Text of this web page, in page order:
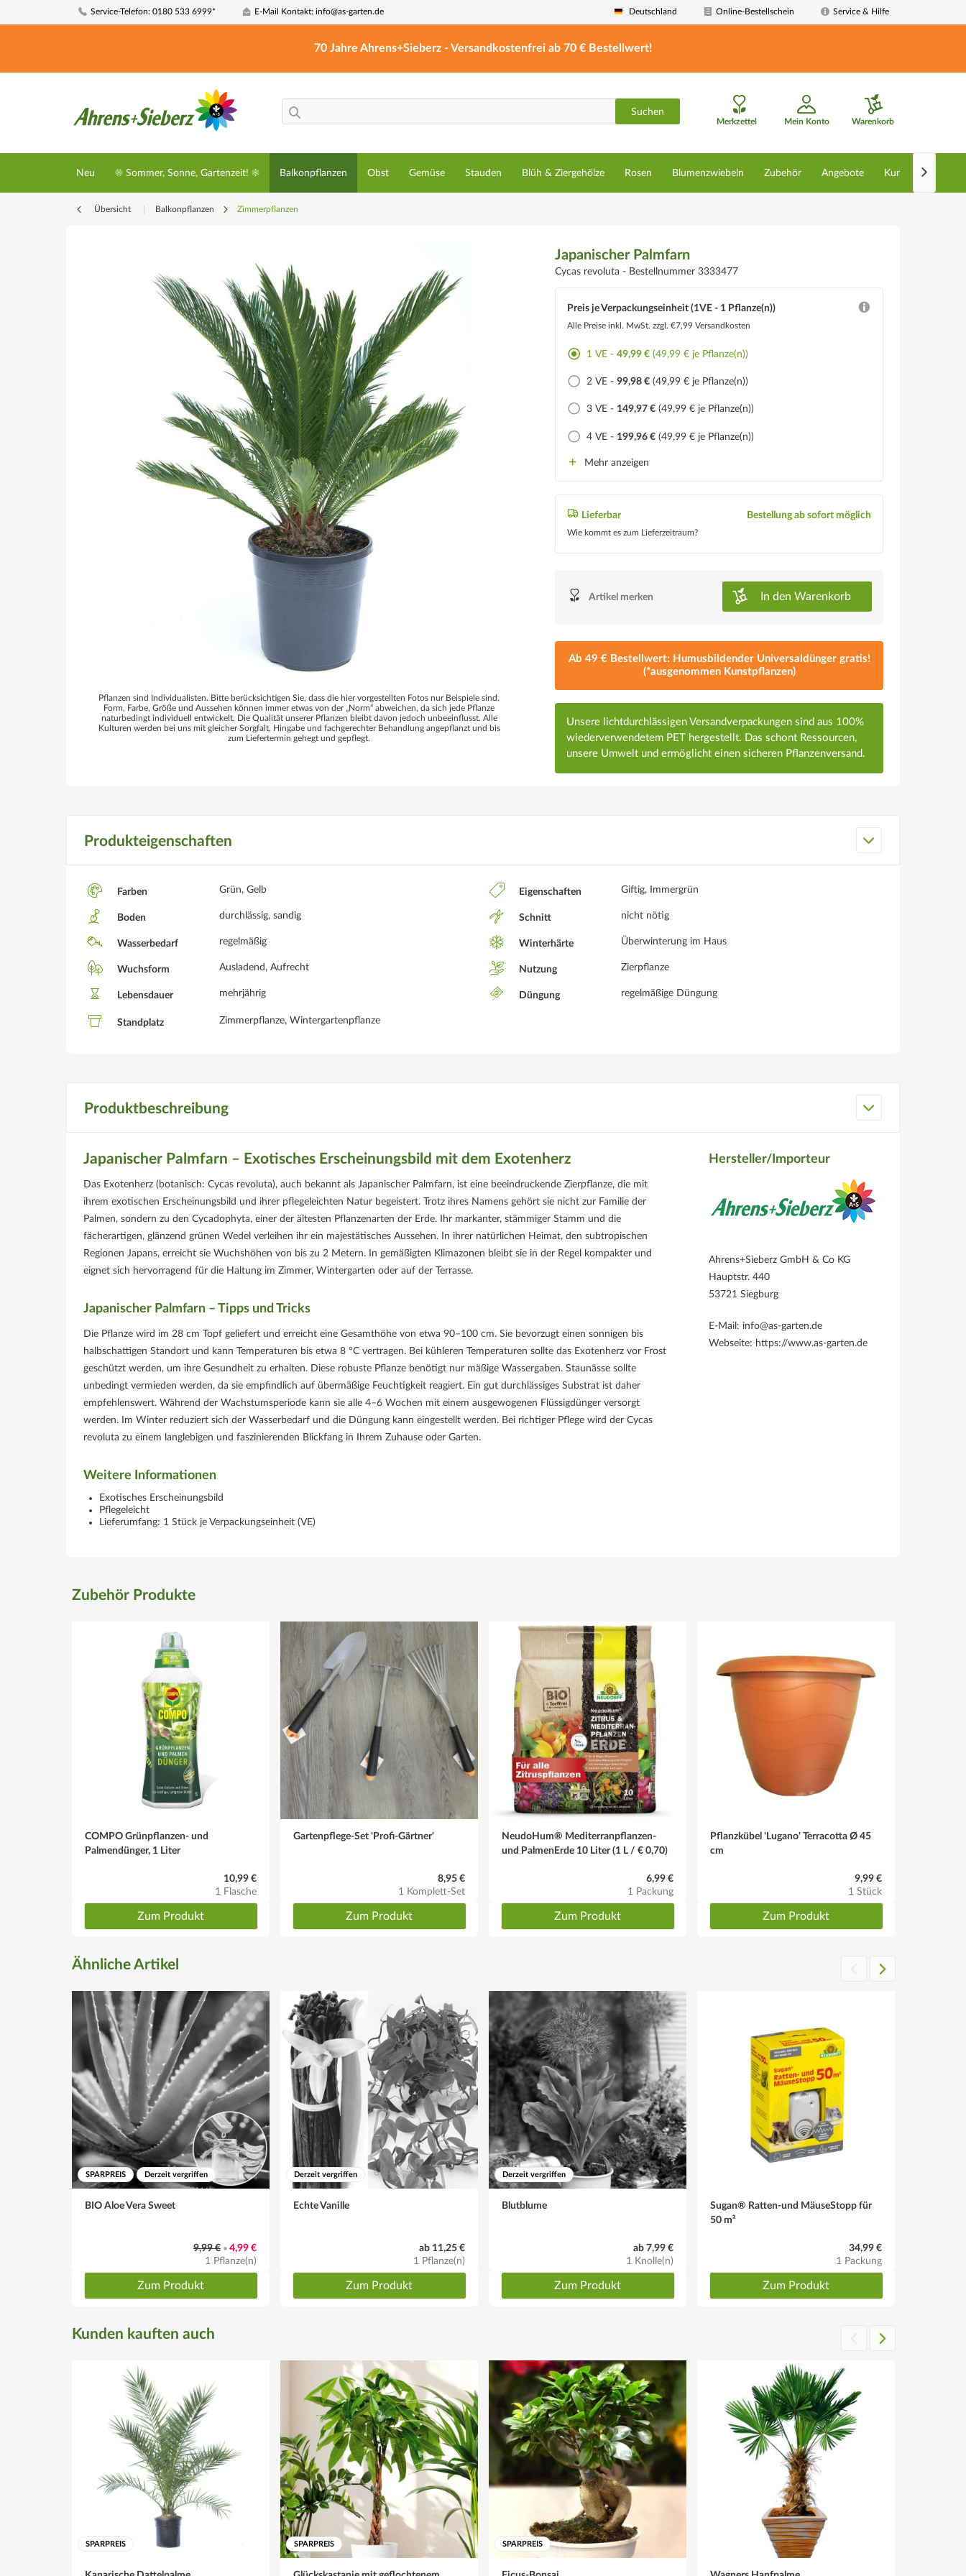
Service-Telefon: 0180 533 6999* E-Mail Kontakt: info@as-garten.de Deutschland Online-Bestellschein Service & Hilfe
70 Jahre Ahrens+Sieberz - Versandkostenfrei ab 70 € Bestellwert!
Suchen
Merkzettel Mein Konto Warenkorb
Neu ☀️ Sommer, Sonne, Gartenzeit! ☀️ Balkonpflanzen Obst Gemüse Stauden Blüh & Ziergehölze Rosen Blumenzwiebeln Zubehör Angebote Kunstpflanzen

Übersicht Balkonpflanzen Zimmerpflanzen
Pflanzen sind Individualisten. Bitte berücksichtigen Sie, dass die hier vorgestellten Fotos nur Beispiele sind.
Form, Farbe, Größe und Aussehen können immer etwas von der „Norm“ abweichen, da sich jede Pflanze
naturbedingt individuell entwickelt. Die Qualität unserer Pflanzen bleibt davon jedoch unbeeinflusst. Alle
Kulturen werden bei uns mit gleicher Sorgfalt, Hingabe und fachgerechter Behandlung angepflanzt und bis
zum Liefertermin gehegt und gepflegt.
Japanischer Palmfarn
Cycas revoluta - Bestellnummer 3333477
Preis je Verpackungseinheit (1VE - 1 Pflanze(n))
Alle Preise inkl. MwSt.zzgl. €7,99 Versandkosten
1 VE -49,99 € (49,99 € je Pflanze(n))
2 VE -99,98 € (49,99 € je Pflanze(n))
3 VE - 149,97 € (49,99 € je Pflanze(n))
4 VE - 199,96 € (49,99 € je Pflanze(n))
Mehr anzeigen
Lieferbar
Wie kommt es zum Lieferzeitraum?
Bestellung ab sofort möglich
Artikel merken In den Warenkorb
Ab 49 € Bestellwert: Humusbildender Universaldünger gratis!
(*ausgenommen Kunstpflanzen)
Unsere lichtdurchlässigen Versandverpackungen sind aus 100%
wiederverwendetem PET hergestellt. Das schont Ressourcen,
unsere Umwelt und ermöglicht einen sicheren Pflanzenversand.
Produkteigenschaften
Farben Grün, Gelb Eigenschaften Giftig, Immergrün
Boden durchlässig, sandig Schnitt nicht nötig
Wasserbedarf regelmäßig Winterhärte Überwinterung im Haus
Wuchsform Ausladend, Aufrecht Nutzung Zierpflanze
Lebensdauer mehrjährig Düngung regelmäßige Düngung
Standplatz Zimmerpflanze, Wintergartenpflanze
Produktbeschreibung
Japanischer Palmfarn – Exotisches Erscheinungsbild mit dem Exotenherz
Das Exotenherz (botanisch: Cycas revoluta), auch bekannt als Japanischer Palmfarn, ist eine beeindruckende Zierpflanze, die mit
ihrem exotischen Erscheinungsbild und ihrer pflegeleichten Natur begeistert. Trotz ihres Namens gehört sie nicht zur Familie der
Palmen, sondern zu den Cycadophyta, einer der ältesten Pflanzenarten der Erde. Ihr markanter, stämmiger Stamm und die
fächerartigen, glänzend grünen Wedel verleihen ihr ein majestätisches Aussehen. In ihrer natürlichen Heimat, den subtropischen
Regionen Japans, erreicht sie Wuchshöhen von bis zu 2 Metern. In gemäßigten Klimazonen bleibt sie in der Regel kompakter und
eignet sich hervorragend für die Haltung im Zimmer, Wintergarten oder auf der Terrasse.
Japanischer Palmfarn – Tipps und Tricks
Die Pflanze wird im 28 cm Topf geliefert und erreicht eine Gesamthöhe von etwa 90–100 cm. Sie bevorzugt einen sonnigen bis
halbschattigen Standort und kann Temperaturen bis etwa 8 °C vertragen. Bei kühleren Temperaturen sollte das Exotenherz vor Frost
geschützt werden, um ihre Gesundheit zu erhalten. Diese robuste Pflanze benötigt nur mäßige Wassergaben. Staunässe sollte
unbedingt vermieden werden, da sie empfindlich auf übermäßige Feuchtigkeit reagiert. Ein gut durchlässiges Substrat ist daher
empfehlenswert. Während der Wachstumsperiode kann sie alle 4–6 Wochen mit einem ausgewogenen Flüssigdünger versorgt
werden. Im Winter reduziert sich der Wasserbedarf und die Düngung kann eingestellt werden. Bei richtiger Pflege wird der Cycas
revoluta zu einem langlebigen und faszinierenden Blickfang in Ihrem Zuhause oder Garten.
Weitere Informationen
Exotisches Erscheinungsbild
Pflegeleicht
Lieferumfang: 1 Stück je Verpackungseinheit (VE)
Hersteller/Importeur
Ahrens+Sieberz GmbH & Co KG
Hauptstr. 440
53721 Siegburg
E-Mail: info@as-garten.de
Webseite: https://www.as-garten.de
Zubehör Produkte
COMPO Grünpflanzen- und
Palmendünger, 1 Liter
10,99 €
1 Flasche
Zum Produkt
Gartenpflege-Set 'Profi-Gärtner'
8,95 €
1 Komplett-Set
Zum Produkt
NeudoHum® Mediterranpflanzen-
und PalmenErde 10 Liter (1 L / € 0,70)
6,99 €
1 Packung
Zum Produkt
Pflanzkübel 'Lugano' Terracotta Ø 45
cm
9,99 €
1 Stück
Zum Produkt
Ähnliche Artikel
SPARPREIS Derzeit vergriffen
BIO Aloe Vera Sweet
9,99 € • 4,99 €
1 Pflanze(n)
Zum Produkt
Derzeit vergriffen
Echte Vanille
ab 11,25 €
1 Pflanze(n)
Zum Produkt
Derzeit vergriffen
Blutblume
ab 7,99 €
1 Knolle(n)
Zum Produkt
Sugan® Ratten-und MäuseStopp für
50 m²
34,99 €
1 Packung
Zum Produkt
Kunden kauften auch
SPARPREIS SPARPREIS SPARPREIS